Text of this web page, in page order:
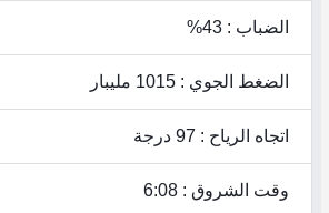
الضباب : 43%
الضغط الجوي : 1015 مليبار
اتجاه الرياح : 97 درجة
وقت الشروق : 6:08